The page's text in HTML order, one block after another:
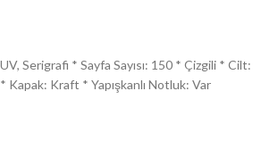
Serigrafi * Sayfa Sayısı: 150 * Çizgili * Cilt:
Kapak: Kraft * Yapışkanlı Notluk: Var